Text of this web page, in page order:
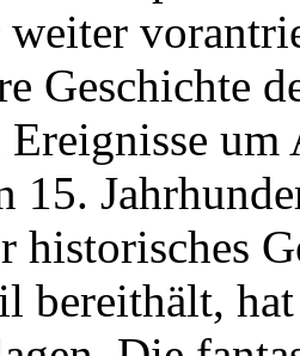
Geschichte
um
15.
historisches
bereithält,